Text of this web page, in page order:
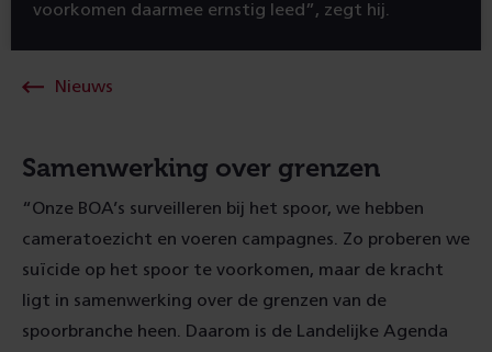
voorkomen daarmee ernstig leed”, zegt hij.
Nieuws
Samenwerking over grenzen
“Onze BOA’s surveilleren bij het spoor, we hebben
cameratoezicht en voeren campagnes. Zo proberen we
suïcide op het spoor te voorkomen, maar de kracht
ligt in samenwerking over de grenzen van de
spoorbranche heen. Daarom is de Landelijke Agenda